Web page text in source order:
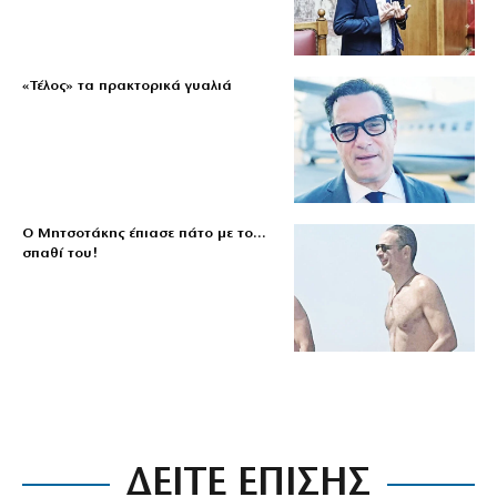
«Τέλος» τα πρακτορικά γυαλιά
Ο Μητσοτάκης έπιασε πάτο με το…
σπαθί του!
ΔΕΙΤΕ ΕΠΙΣΗΣ